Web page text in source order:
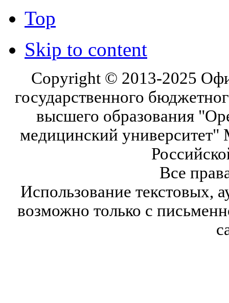
Top
Skip to content
Copyright © 2013-2025
государственного
высшего образования
медицинский университет"
Все
Использование текстовых,
возможно только с